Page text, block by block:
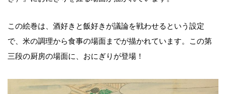
この絵巻は、酒好きと飯好きが議論を戦わせるという設定
で、米の調理から食事の場面までが描かれています。この第
三段の厨房の場面に、おにぎりが登場！